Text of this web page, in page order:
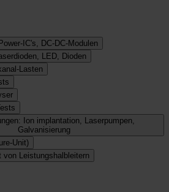
IC's, DC-DC-Modulen
LED, Dioden
Lasten
Ion implantation, Laserpumpen,
Galvanisierung
Unit)
von Leistungshalbleitern